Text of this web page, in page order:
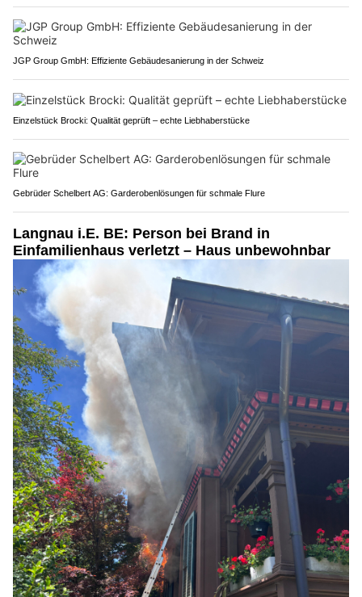
JGP Group GmbH: Effiziente Gebäudesanierung in der Schweiz
Einzelstück Brocki: Qualität geprüft – echte Liebhaberstücke
Gebrüder Schelbert AG: Garderobenlösungen für schmale Flure
Langnau i.E. BE: Person bei Brand in
Einfamilienhaus verletzt – Haus unbewohnbar